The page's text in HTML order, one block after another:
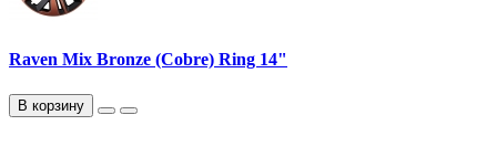
Raven Mix Bronze (Cobre) Ring 14"
В корзину